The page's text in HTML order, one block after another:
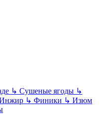
↳ Сушеные ягоды ↳
↳ Финики ↳ Изюм